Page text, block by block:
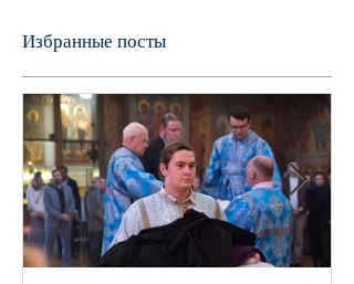
Избранные посты